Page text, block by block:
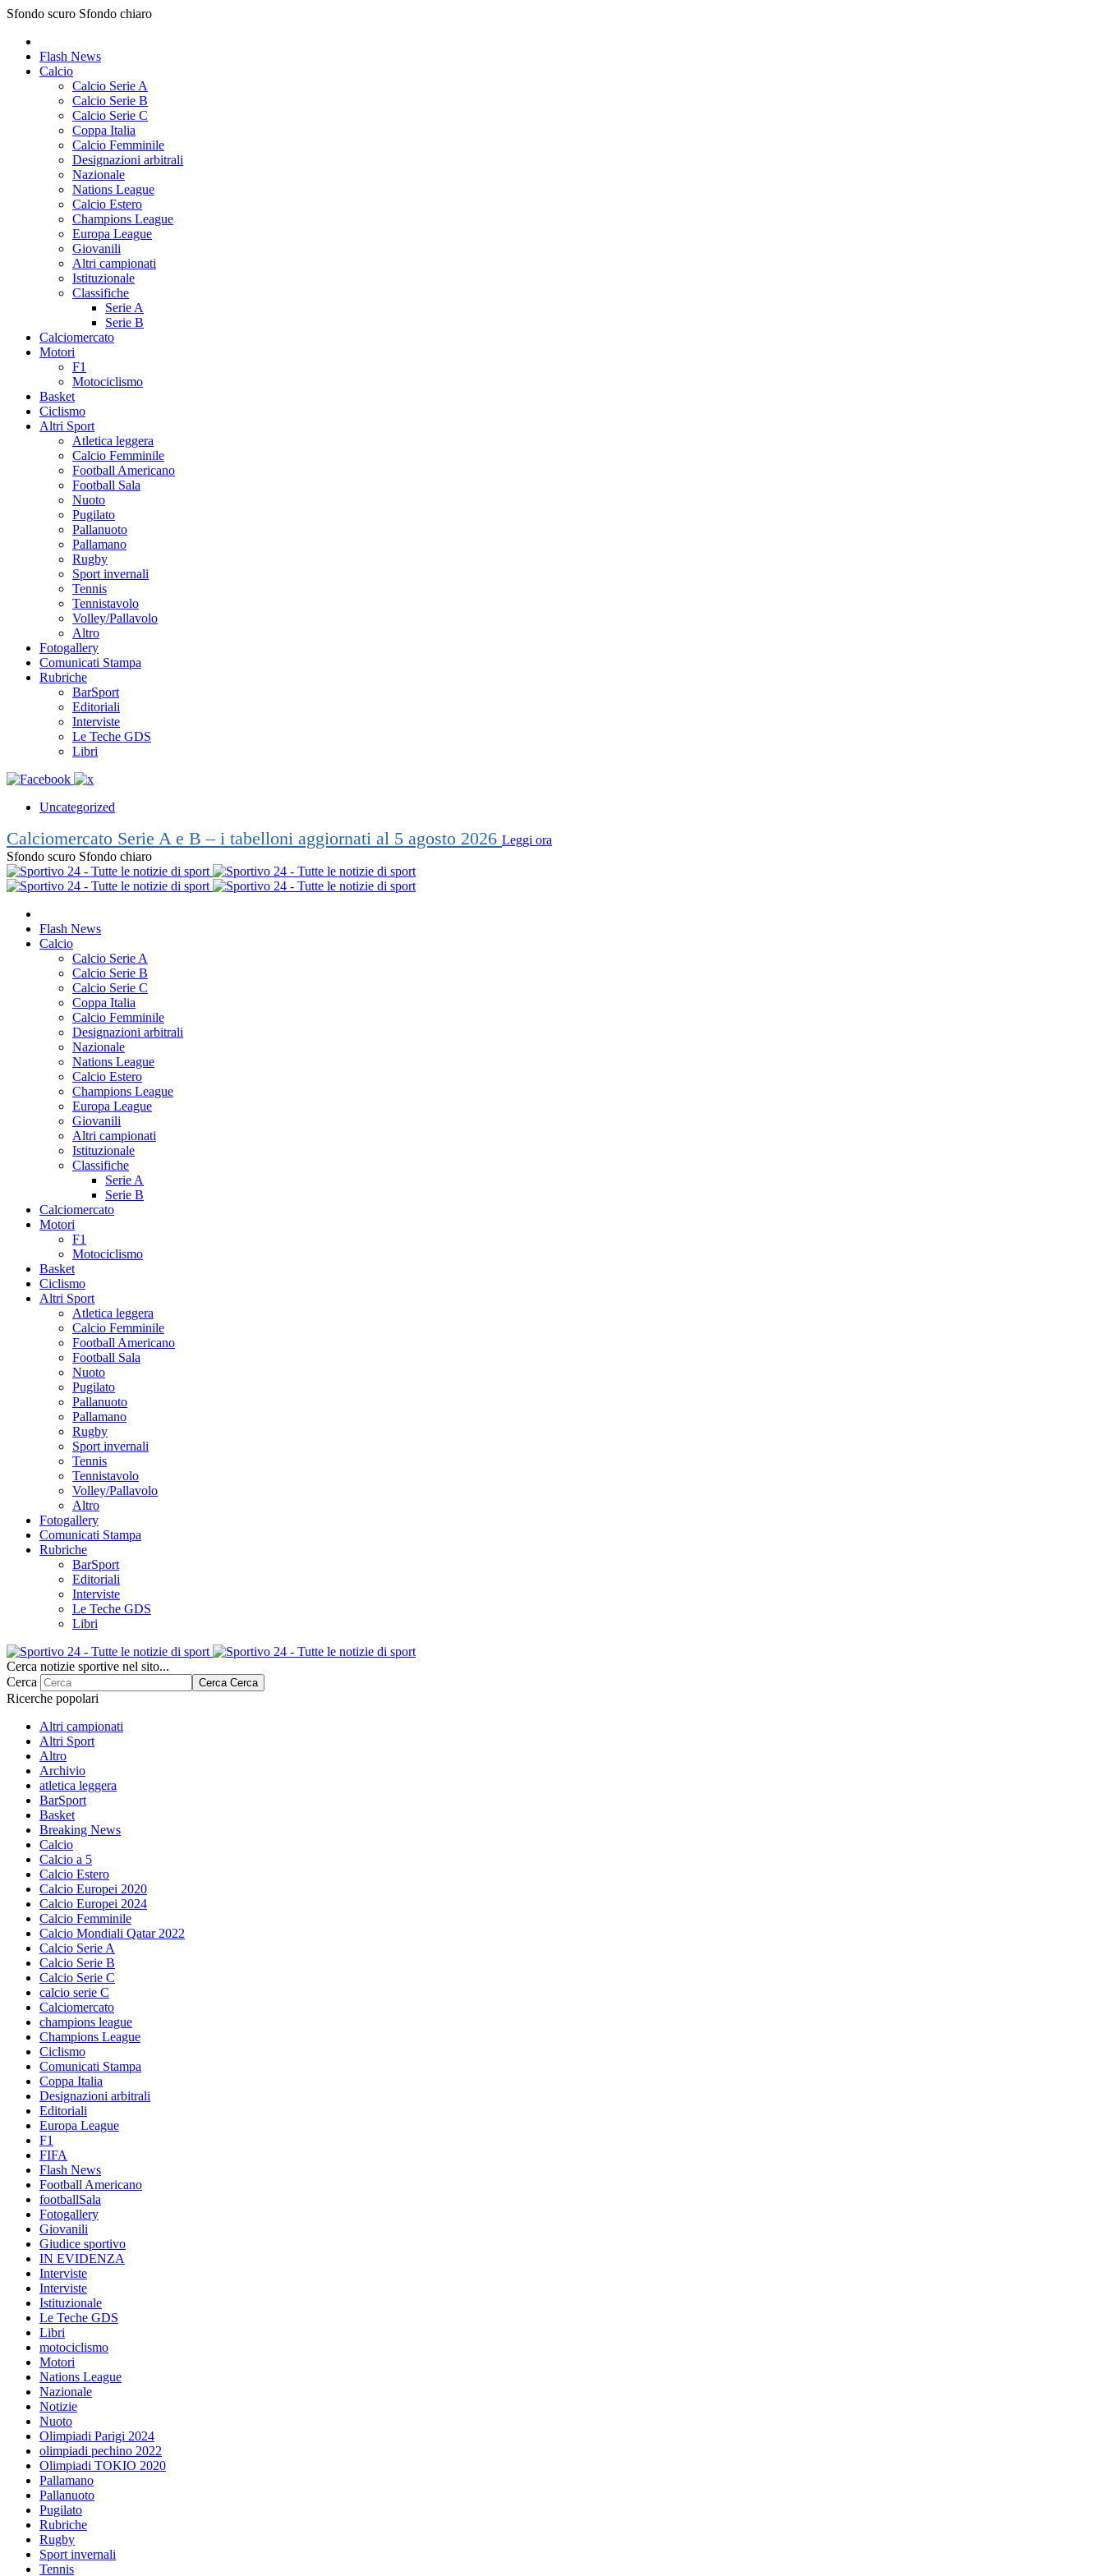
Sfondo scuro Sfondo chiaro
Flash News
Calcio
Calcio Serie A
Calcio Serie B
Calcio Serie C
Coppa Italia
Calcio Femminile
Designazioni arbitrali
Nazionale
Nations League
Calcio Estero
Champions League
Europa League
Giovanili
Altri campionati
Istituzionale
Classifiche
Serie A
Serie B
Calciomercato
Motori
F1
Motociclismo
Basket
Ciclismo
Altri Sport
Atletica leggera
Calcio Femminile
Football Americano
Football Sala
Nuoto
Pugilato
Pallanuoto
Pallamano
Rugby
Sport invernali
Tennis
Tennistavolo
Volley/Pallavolo
Altro
Fotogallery
Comunicati Stampa
Rubriche
BarSport
Editoriali
Interviste
Le Teche GDS
Libri
Uncategorized
Calciomercato Serie A e B – i tabelloni aggiornati al 5 agosto 2026 Leggi ora
Sfondo scuro Sfondo chiaro
Flash News
Calcio
Calcio Serie A
Calcio Serie B
Calcio Serie C
Coppa Italia
Calcio Femminile
Designazioni arbitrali
Nazionale
Nations League
Calcio Estero
Champions League
Europa League
Giovanili
Altri campionati
Istituzionale
Classifiche
Serie A
Serie B
Calciomercato
Motori
F1
Motociclismo
Basket
Ciclismo
Altri Sport
Atletica leggera
Calcio Femminile
Football Americano
Football Sala
Nuoto
Pugilato
Pallanuoto
Pallamano
Rugby
Sport invernali
Tennis
Tennistavolo
Volley/Pallavolo
Altro
Fotogallery
Comunicati Stampa
Rubriche
BarSport
Editoriali
Interviste
Le Teche GDS
Libri
Cerca notizie sportive nel sito...
Cerca
Cerca Cerca
Ricerche popolari
Altri campionati
Altri Sport
Altro
Archivio
atletica leggera
BarSport
Basket
Breaking News
Calcio
Calcio a 5
Calcio Estero
Calcio Europei 2020
Calcio Europei 2024
Calcio Femminile
Calcio Mondiali Qatar 2022
Calcio Serie A
Calcio Serie B
Calcio Serie C
calcio serie C
Calciomercato
champions league
Champions League
Ciclismo
Comunicati Stampa
Coppa Italia
Designazioni arbitrali
Editoriali
Europa League
F1
FIFA
Flash News
Football Americano
footballSala
Fotogallery
Giovanili
Giudice sportivo
IN EVIDENZA
Interviste
Interviste
Istituzionale
Le Teche GDS
Libri
motociclismo
Motori
Nations League
Nazionale
Notizie
Nuoto
Olimpiadi Parigi 2024
olimpiadi pechino 2022
Olimpiadi TOKIO 2020
Pallamano
Pallanuoto
Pugilato
Rubriche
Rugby
Sport invernali
Tennis